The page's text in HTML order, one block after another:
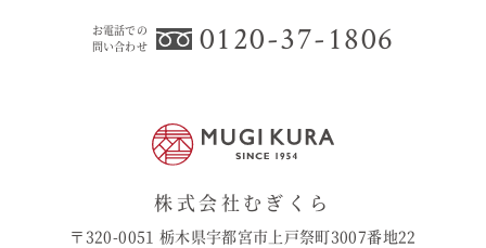
お電話での
問い合わせ
0120-37-1806
株式会社むぎくら
〒320-0051 栃木県宇都宮市上戸祭町3007番地22